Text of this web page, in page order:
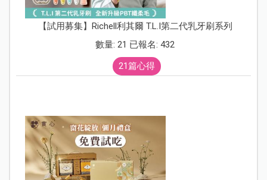
【試用募集】Richell利其爾 T.L.I第二代乳牙刷系列
數量: 21 已報名: 432
21篇心得